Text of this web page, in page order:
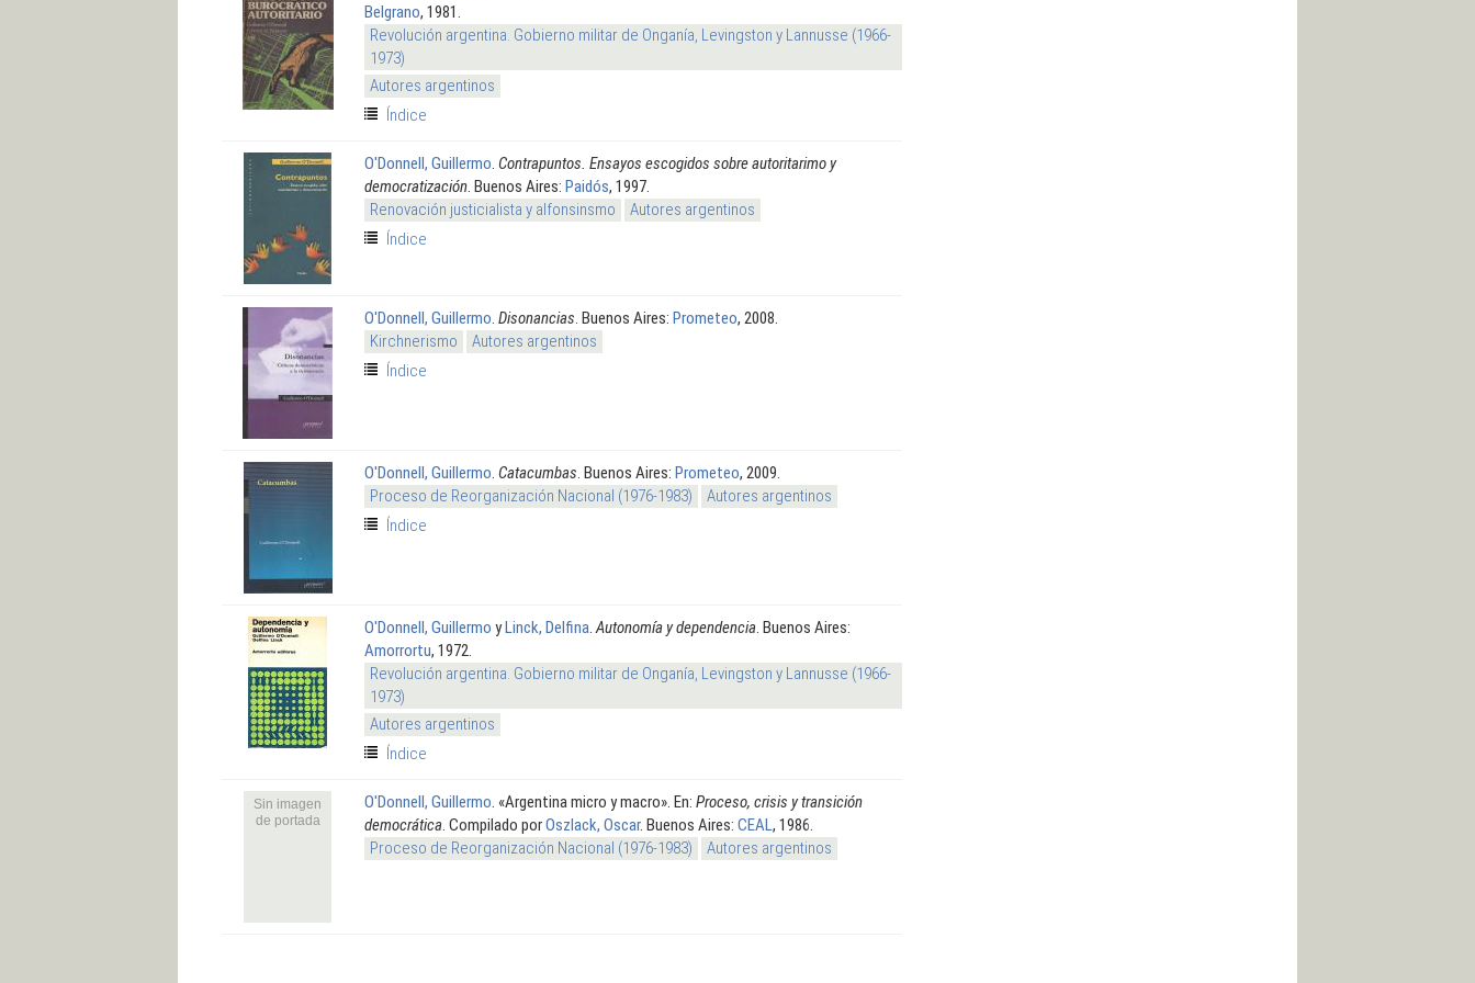
Belgrano, 1981.
Revolución argentina. Gobierno militar de Onganía, Levingston y Lannusse (1966-
1973)
Autores argentinos
Índice
O'Donnell, Guillermo Contrapuntos. Ensayos escogidos sobre autoritarimo y
democratización . Buenos Aires: Paidós, 1997.
Renovación justicialista y alfonsinsmo
Autores argentinos
Índice
O'Donnell, Guillermo Disonancias . Buenos Aires: Prometeo, 2008.
Kirchnerismo
Autores argentinos
Índice
O'Donnell, Guillermo Catacumbas . Buenos Aires: Prometeo, 2009.
Proceso de Reorganización Nacional (1976-1983)
Autores argentinos
Índice
O'Donnell, Guillermo yLinck, Delfina Autonomía y dependencia . Buenos Aires:
Amorrortu, 1972.
Revolución argentina. Gobierno militar de Onganía, Levingston y Lannusse (1966-
1973)
Autores argentinos
Índice
Sin imagen
de portada
O'Donnell, Guillermo «Argentina micro y macro». En: Proceso, crisis y transición
democrática . Compilado porOszlack, Oscar. Buenos Aires: CEAL, 1986.
Proceso de Reorganización Nacional (1976-1983)
Autores argentinos